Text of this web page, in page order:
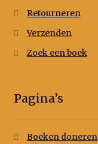
Retourneren
Verzenden
Zoek een boek
Pagina’s
Boeken doneren